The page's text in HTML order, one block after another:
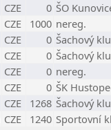
CZE 0 ŠO
CZE 1000 nereg.
CZE 0 Šachový
CZE 0 Šachový
CZE 0 nereg.
CZE 0 ŠK
CZE 1268 Šachový
CZE 1240 Sportovní